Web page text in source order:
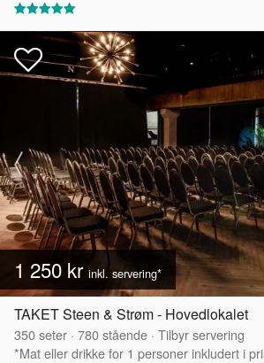
1 250 kr inkl. servering*
TAKET Steen & Strøm - Hovedlokalet
350seter · 780stående · Tilbyr servering
*Mat eller drikke for 1 personer inkludert i